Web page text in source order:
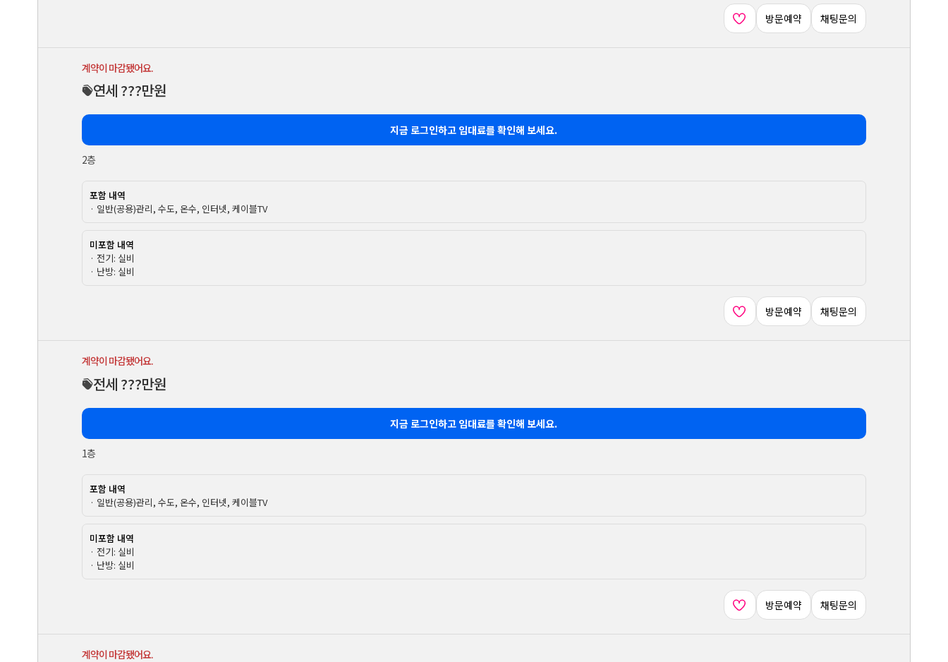
방문예약 채팅문의
계약이 마감됐어요.
연세 ???만원
지금 로그인하고 임대료를 확인해 보세요.
2층
포함 내역
· 일반(공용)관리, 수도, 온수, 인터넷, 케이블TV
미포함 내역
· 전기: 실비
· 난방: 실비
방문예약 채팅문의
계약이 마감됐어요.
전세 ???만원
지금 로그인하고 임대료를 확인해 보세요.
1층
포함 내역
· 일반(공용)관리, 수도, 온수, 인터넷, 케이블TV
미포함 내역
· 전기: 실비
· 난방: 실비
방문예약 채팅문의
계약이 마감됐어요.